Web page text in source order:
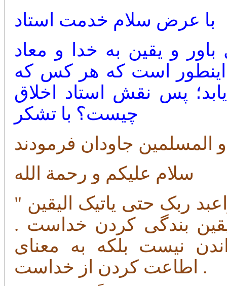
با عرض سلام خدمت استاد
و یقین به خدا و معاد
است که هر کس که
پس نقش استاد اخلاق
چیست؟ با تشکر
سلام علیکم و رحمة الله
ربک حتی یاتیک الیقین "
یقین بندگی کردن خداست .
نیست بلکه به معنای
اطاعت کردن از خداست .